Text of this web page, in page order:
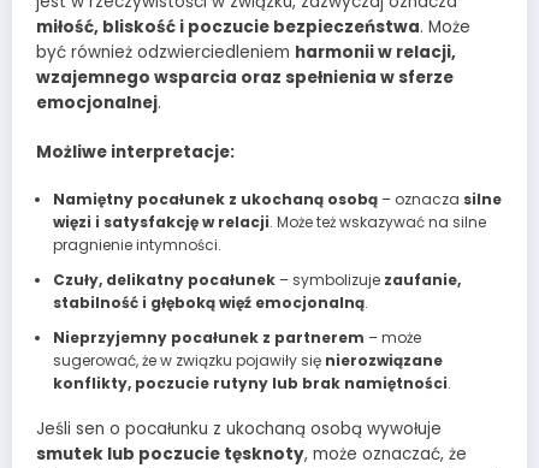
miłość, bliskość i poczucie bezpieczeństwa. Może
być również odzwierciedleniem harmonii w relacji,
wzajemnego wsparcia oraz spełnienia w sferze
emocjonalnej.
Możliwe interpretacje:
Namiętny pocałunek z ukochaną osobą– oznacza silne
więzi i satysfakcję w relacji. Może też wskazywać na silne
pragnienie intymności.
Czuły, delikatny pocałunek– symbolizuje zaufanie,
stabilność i głęboką więź emocjonalną.
Nieprzyjemny pocałunek z partnerem – może
sugerować, że w związku pojawiły się nierozwiązane
konflikty, poczucie rutyny lub brak namiętności.
Jeśli sen o pocałunku z ukochaną osobą wywołuje
smutek lub poczucie tęsknoty, może oznaczać, że